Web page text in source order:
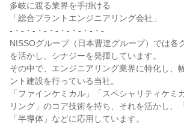
多岐に渡る業界を手掛ける
「総合プラントエンジニアリング会社」
-・-・-・-・-・-・-・-・-
NISSOグループ（日本曹達グループ）では各
を活かし、シナジーを発揮しています。
その中で、エンジニアリング業界に特化し、
ント建設を行っている当社。
「ファインケミカル」「スペシャリティケミ
リング」のコア技術を持ち、それを活かし、
「半導体」などに応用しています。